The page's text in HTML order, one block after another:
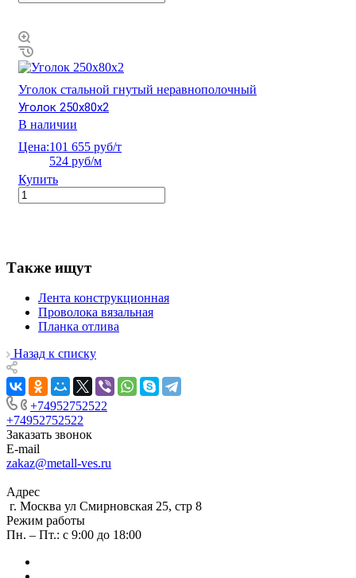
Уголок стальной гнутый неравнополочный
Уголок 250х80х2
В наличии
Цена:101 655 руб/т
524 руб/м
Купить
Также ищут
Лента конструкционная
Проволока вязальная
Планка отлива
Назад к списку
+74952752522
+74952752522
Заказать звонок
E-mail
zakaz@metall-ves.ru
Адрес
г. Москва ул Смирновская 25, стр 8
Режим работы
Пн. – Пт.: с 9:00 до 18:00